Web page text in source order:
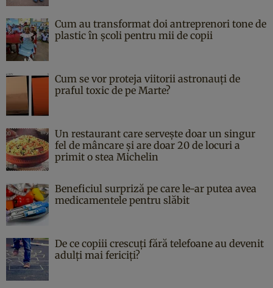
Cum au transformat doi antreprenori tone de
plastic în școli pentru mii de copii
Cum se vor proteja viitorii astronauți de
praful toxic de pe Marte?
Un restaurant care servește doar un singur
fel de mâncare și are doar 20 de locuri a
primit o stea Michelin
Beneficiul surpriză pe care le-ar putea avea
medicamentele pentru slăbit
De ce copiii crescuți fără telefoane au devenit
adulți mai fericiți?